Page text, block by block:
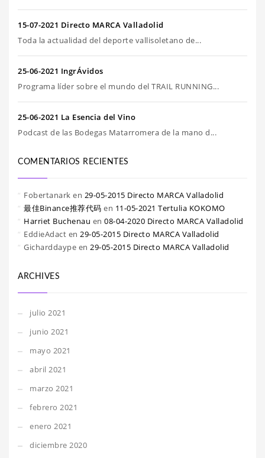
15-07-2021 Directo MARCA Valladolid
Toda la actualidad del deporte vallisoletano de...
25-06-2021 IngrÁvidos
Programa líder sobre el mundo del TRAIL RUNNING...
25-06-2021 La Esencia del Vino
Podcast de las Bodegas Matarromera de la mano d...
COMENTARIOS RECIENTES
Fobertanark en 29-05-2015 Directo MARCA Valladolid
最佳Binance推荐代码 en 11-05-2021 Tertulia KOKOMO
Harriet Buchenau en 08-04-2020 Directo MARCA Valladolid
EddieAdact en 29-05-2015 Directo MARCA Valladolid
Gicharddaype en 29-05-2015 Directo MARCA Valladolid
ARCHIVES
julio 2021
junio 2021
mayo 2021
abril 2021
marzo 2021
febrero 2021
enero 2021
diciembre 2020